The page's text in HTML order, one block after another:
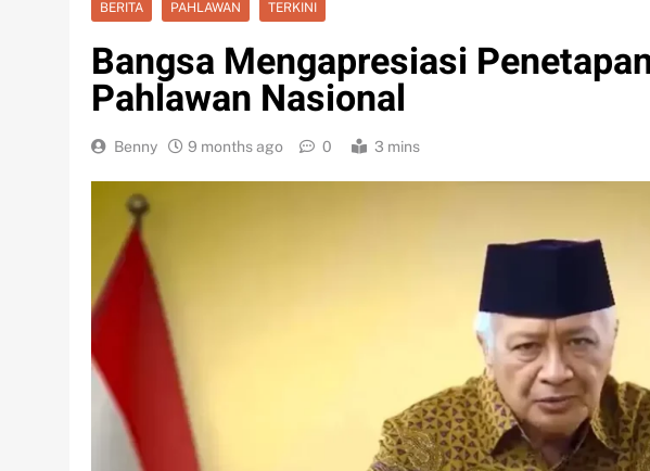
BERITA PAHLAWAN TERKINI
Bangsa Mengapresiasi
Pahlawan Nasional
Benny 9 months ago 0 3 mins